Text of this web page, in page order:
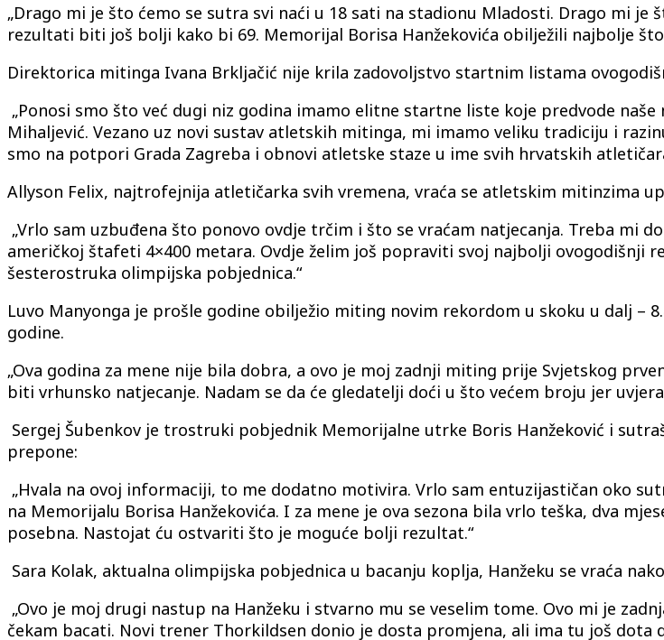
„Drago mi je što ćemo se sutra svi naći u 18 sati na stadionu Mladosti. Drago mi
rezultati biti još bolji kako bi 69. Memorijal Borisa Hanžekovića obilježili najbolje
Direktorica mitinga Ivana Brkljačić nije krila zadovoljstvo startnim listama
„Ponosi smo što već dugi niz godina imamo elitne startne liste koje predvode
Mihaljević. Vezano uz novi sustav atletskih mitinga, mi imamo veliku tradiciju i
smo na potpori Grada Zagreba i obnovi atletske staze u ime svih hrvatskih
Allyson Felix, najtrofejnija atletičarka svih vremena, vraća se atletskim mitinzima
„Vrlo sam uzbuđena što ponovo ovdje trčim i što se vraćam natjecanja. Treba
američkoj štafeti 4×400 metara. Ovdje želim još popraviti svoj najbolji ovogodišnji
šesterostruka olimpijska pobjednica.“
Luvo Manyonga je prošle godine obilježio miting novim rekordom u skoku u dalj –
godine.
„Ova godina za mene nije bila dobra, a ovo je moj zadnji miting prije Svjetskog
biti vrhunsko natjecanje. Nadam se da će gledatelji doći u što većem broju jer
Sergej Šubenkov je trostruki pobjednik Memorijalne utrke Boris Hanžeković i
prepone:
„Hvala na ovoj informaciji, to me dodatno motivira. Vrlo sam entuzijastičan oko
na Memorijalu Borisa Hanžekovića. I za mene je ova sezona bila vrlo teška, dva
posebna. Nastojat ću ostvariti što je moguće bolji rezultat.“
Sara Kolak, aktualna olimpijska pobjednica u bacanju koplja, Hanžeku se vraća
„Ovo je moj drugi nastup na Hanžeku i stvarno mu se veselim tome. Ovo mi je
čekam bacati. Novi trener Thorkildsen donio je dosta promjena, ali ima tu još dota